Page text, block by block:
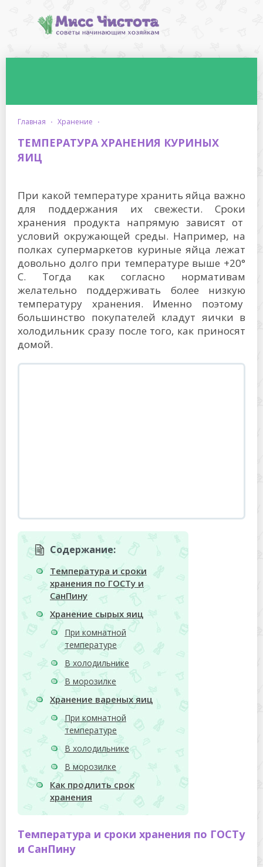
главная · хранение ·
ТЕМПЕРАТУРА ХРАНЕНИЯ КУРИНЫХ
ЯИЦ
При какой температуре хранить яйца важно
для поддержания их свежести. Сроки
хранения продукта напрямую зависят от
условий окружающей среды. Например, на
полках супермаркетов куриные яйца лежат
довольно долго при температуре выше +20°
C. Тогда как согласно нормативам
желательно поддерживать более низкую
температуру хранения. Именно поэтому
большинство покупателей кладут яички в
холодильник сразу после того, как приносят
домой.
Содержание:
Температура и сроки
хранения по ГОСТу и
СанПину
Хранение сырых яиц
При комнатной
температуре
В холодильнике
В морозилке
Хранение вареных яиц
При комнатной
температуре
В холодильнике
В морозилке
Как продлить срок
хранения
Температура и сроки хранения по ГОСТу
и СанПину